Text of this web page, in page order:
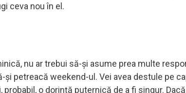
ceva nou în el.
nu ar trebui să-și asume prea multe
şi petreacă weekend-ul. Vei avea destule pe
probabil, o dorință puternică de a fi singur.